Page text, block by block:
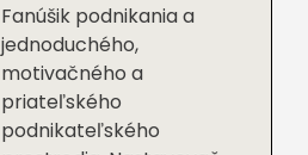
Fanúšik podnikania a
jednoduchého,
motivačného a
priateľského
podnikateľského